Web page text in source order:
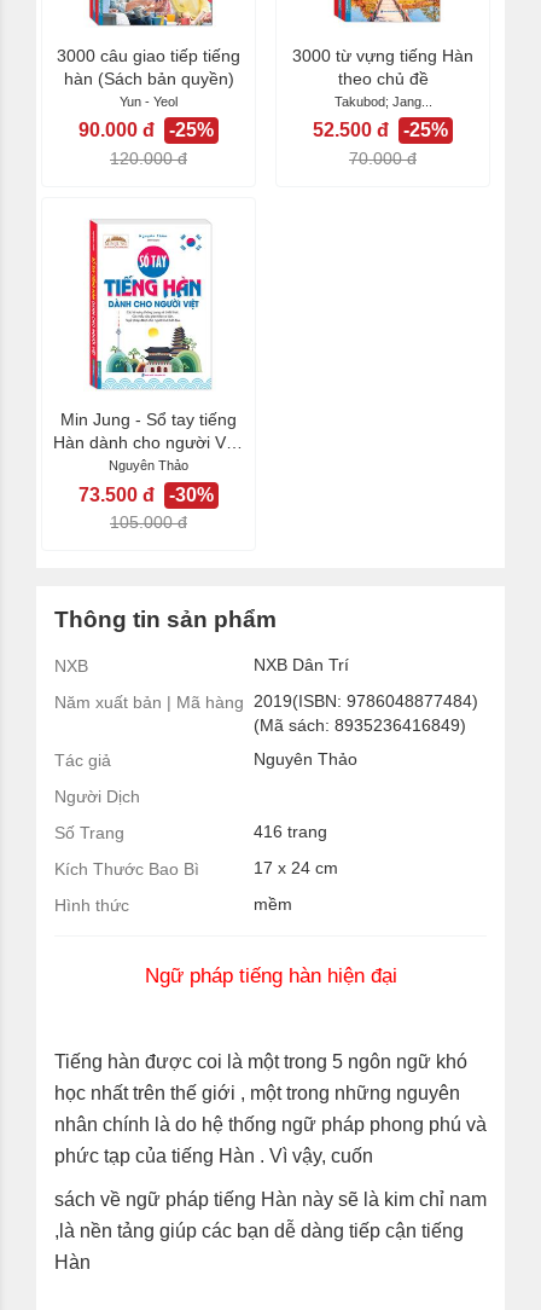
3000 câu giao tiếp tiếng
hàn (Sách bản quyền)
Yun - Yeol
90.000 đ -25%
120.000 đ
3000 từ vựng tiếng Hàn
theo chủ đề
Takubod; Jang...
52.500 đ -25%
70.000 đ
Min Jung - Sổ tay tiếng
Hàn dành cho người Việt
(kèm tải...
Nguyên Thảo
73.500 đ -30%
105.000 đ
Thông tin sản phẩm
NXB
NXB Dân Trí
Năm xuất bản | Mã hàng 2019(ISBN: 9786048877484)
(Mã sách: 8935236416849)
Tác giả
Nguyên Thảo
Người Dịch
Số Trang
416 trang
Kích Thước Bao Bì
17 x 24 cm
Hình thức
mềm
Ngữ pháp tiếng hàn hiện đại
Tiếng hàn được coi là một trong 5 ngôn ngữ khó
học nhất trên thế giới , một trong những nguyên
nhân chính là do hệ thống ngữ pháp phong phú và
phức tạp của tiếng Hàn . Vì vậy, cuốn
sách về ngữ pháp tiếng Hàn này sẽ là kim chỉ nam
,là nền tảng giúp các bạn dễ dàng tiếp cận tiếng
Hàn